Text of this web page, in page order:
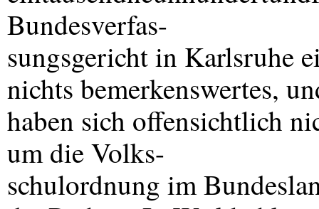
Bundesverfas-
sungsgericht in Karlsruhe
nichts bemerkenswertes,
haben sich offensichtlich
um die Volks-
schulordnung im